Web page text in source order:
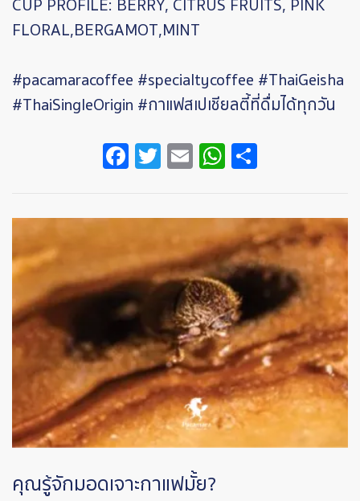
CUP PROFILE: BERRY, CITRUS FRUITS, PINK
FLORAL,BERGAMOT,MINT
#pacamaracoffee #specialtycoffee #ThaiGeisha
#ThaiSingleOrigin #กาแฟสเปเชียลตี้ที่ดื่มได้ทุกวัน
Facebook
Twitter
EmailWhatsApp
คุณรู้จักมอดเจาะกาแฟมั้ย?